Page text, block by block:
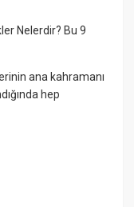
Nelerdir? Bu 9
ana kahramanı
hep